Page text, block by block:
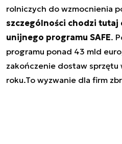
rolniczych do wzmocnienia
szczególności chodzi tutaj
unijnego programu SAFE.
programu ponad 43 mld
zakończenie dostaw
roku.To wyzwanie dla firm